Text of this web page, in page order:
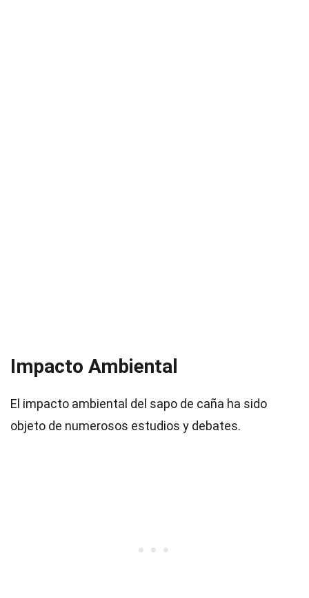
Impacto Ambiental
El impacto ambiental del sapo de caña ha sido
objeto de numerosos estudios y debates.